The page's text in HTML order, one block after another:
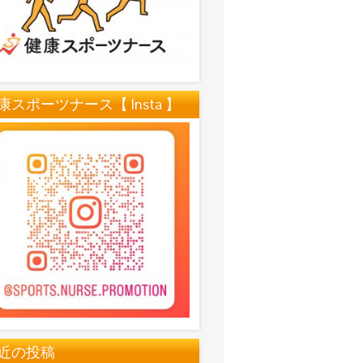
スポーツナース【 Insta 】
の投稿